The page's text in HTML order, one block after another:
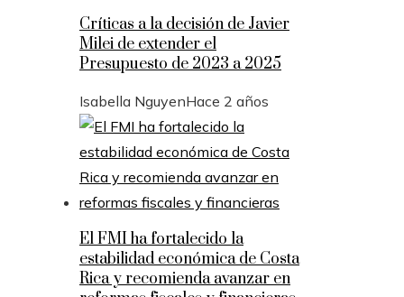
Críticas a la decisión de Javier
Milei de extender el
Presupuesto de 2023 a 2025
Isabella NguyenHace 2 años
El FMI ha fortalecido la
estabilidad económica de Costa
Rica y recomienda avanzar en